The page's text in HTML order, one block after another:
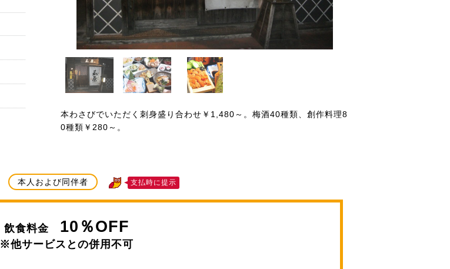
本わさびでいただく刺身盛り合わせ￥1,480～。梅酒40種類、創作料理8
0種類￥280～。
本人および同伴者 支払時に提示
飲食料金 10％OFF
※他サービスとの併用不可